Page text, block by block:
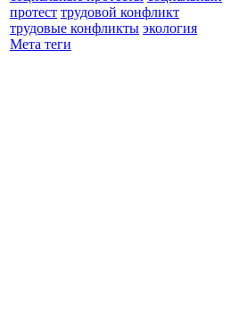
протест трудовой конфликт
трудовые конфликты экология
Мета теги